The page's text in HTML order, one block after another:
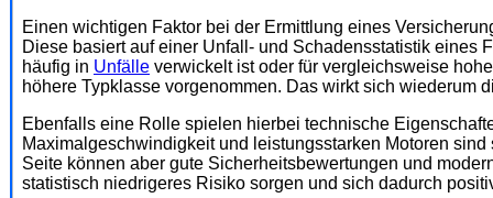
Einen wichtigen Faktor bei der Ermittlung eines
Diese basiert auf einer Unfall- und Schadensstatistik eines
häufig in Unfälle verwickelt ist oder für vergleichsweise
höhere Typklasse vorgenommen. Das wirkt sich wiederum
Ebenfalls eine Rolle spielen hierbei technische
Maximalgeschwindigkeit und leistungsstarken Motoren
Seite können aber gute Sicherheitsbewertungen und
statistisch niedrigeres Risiko sorgen und sich dadurch